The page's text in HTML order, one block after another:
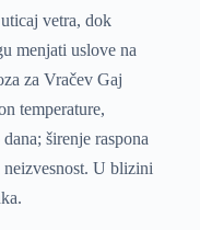
vetra, dok
menjati uslove na
za Vračev Gaj
temperature,
širenje raspona
neizvesnost. U blizini